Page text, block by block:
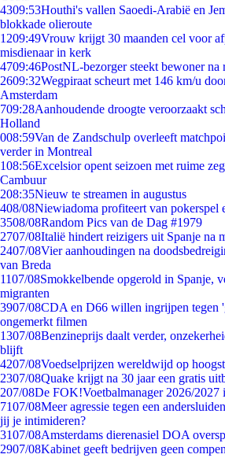
4309:53Houthi's vallen Saoedi-Arabië en
blokkade olieroute
1209:49Vrouw krijgt 30 maanden cel voor
misdienaar in kerk
4709:46PostNL-bezorger steekt bewoner na
2609:32Wegpiraat scheurt met 146 km/u
Amsterdam
709:28Aanhoudende droogte veroorzaakt
Holland
008:59Van de Zandschulp overleeft
verder in Montreal
108:56Excelsior opent seizoen met ruime
Cambuur
208:35Nieuw te streamen in augustus
408/08Niewiadoma profiteert van pokerspel
3508/08Random Pics van de Dag #1979
2707/08Italië hindert reizigers uit Spanje na
2407/08Vier aanhoudingen na
van Breda
1107/08Smokkelbende opgerold in Spanje,
migranten
3907/08CDA en D66 willen ingrijpen tegen
ongemerkt filmen
1307/08Benzineprijs daalt verder,
blijft
4207/08Voedselprijzen wereldwijd op
2307/08Quake krijgt na 30 jaar een gratis
207/08De FOK!Voetbalmanager 2026/2027
7107/08Meer agressie tegen een
jij je intimideren?
3107/08Amsterdams dierenasiel DOA
2907/08Kabinet geeft bedrijven geen